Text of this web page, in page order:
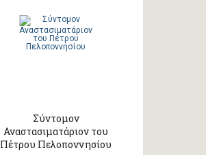
Σύντομον
Αναστασιματάριον του
Πέτρου Πελοποννησίου